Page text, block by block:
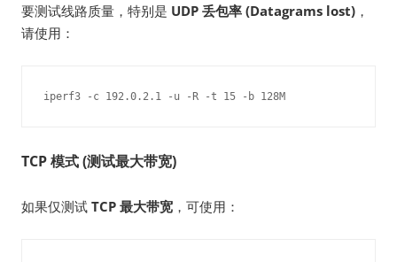
要测试线路质量，特别是 UDP 丢包率 (Datagrams lost) ，
请使用：
iperf3 -c 192.0.2.1 -u -R -t 15 -b 128M
TCP 模式 (测试最大带宽)
如果仅测试 TCP 最大带宽 ，可使用：